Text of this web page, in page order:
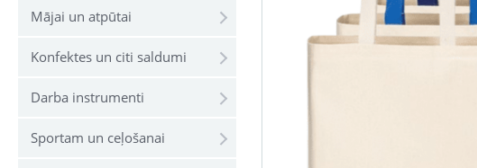
Mājai un atpūtai
Konfektes un citi saldumi
Darba instrumenti
Sportam un ceļošanai